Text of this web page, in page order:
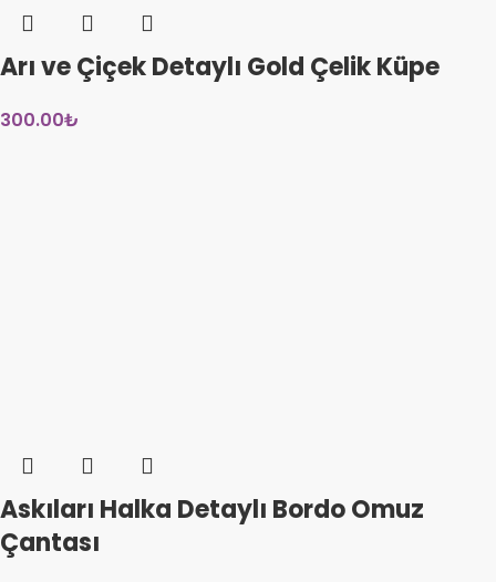
Arı ve Çiçek Detaylı Gold Çelik Küpe
300.00₺
Askıları Halka Detaylı Bordo Omuz
Çantası